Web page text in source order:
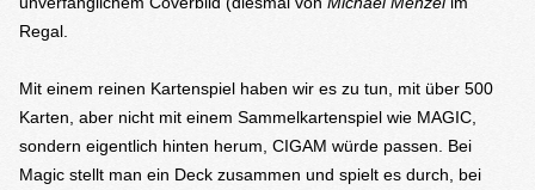
Regal.
Mit einem reinen Kartenspiel haben wir es zu tun, mit über 500
Karten, aber nicht mit einem Sammelkartenspiel wie MAGIC,
sondern eigentlich hinten herum, CIGAM würde passen. Bei
Magic stellt man ein Deck zusammen und spielt es durch, bei